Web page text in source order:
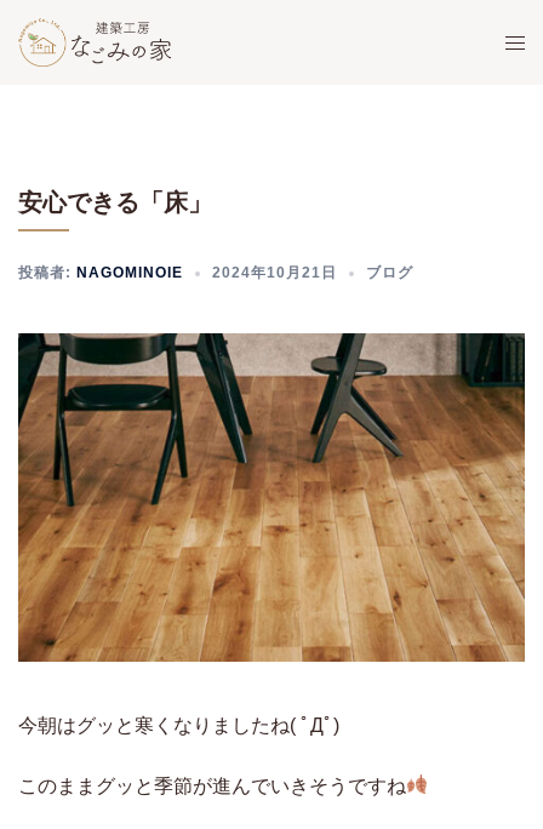
ト
安心できる「床」
投稿者: NAGOMINOIE 2024年10月21日 ブログ
今朝はグッと寒くなりましたね( ﾟДﾟ)
このままグッと季節が進んでいきそうですね